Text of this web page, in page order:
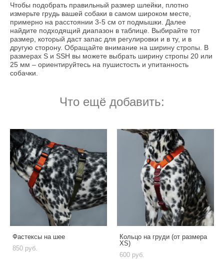
Чтобы подобрать правильный размер шлейки, плотно
измерьте грудь вашей собаки в самом широком месте,
примерно на расстоянии 3-5 см от подмышки. Далее
найдите подходящий диапазон в таблице. Выбирайте тот
размер, который даст запас для регулировки и в ту, и в
другую сторону. Обращайте внимание на ширину стропы. В
размерах S и SSH вы можете выбрать ширину стропы 20 или
25 мм – ориентируйтесь на пушистость и упитанность
собачки.
Что ещё добавить:
Фастексы на шее
850 pуб.
Кольцо на груди (от размера
XS)
600 pуб.